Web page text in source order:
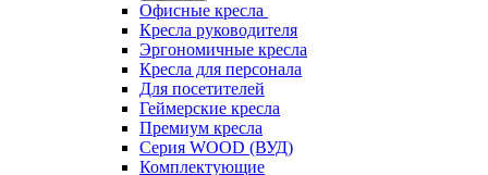
Офисные кресла
Кресла руководителя
Эргономичные кресла
Кресла для персонала
Для посетителей
Геймерские кресла
Премиум кресла
Серия WOOD (ВУД)
Комплектующие